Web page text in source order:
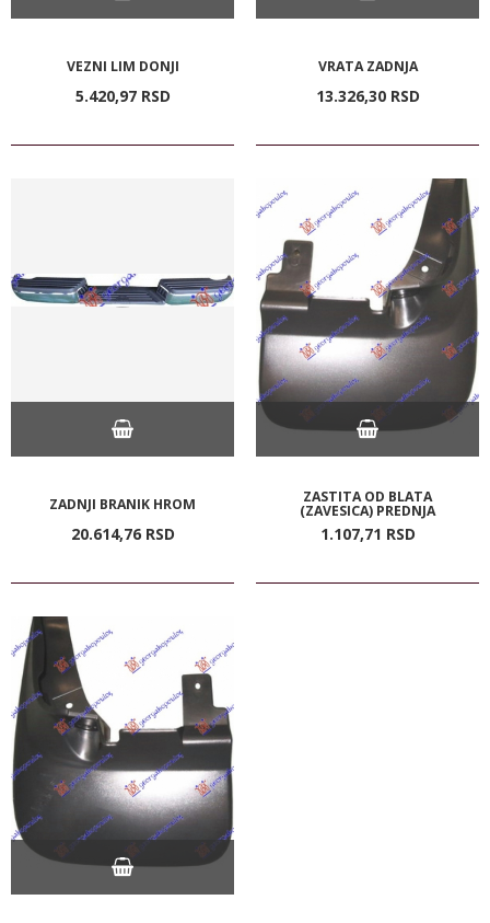
VEZNI LIM DONJI
5.420,97 RSD
VRATA ZADNJA
13.326,30 RSD
ZADNJI BRANIK HROM
20.614,76 RSD
ZASTITA OD BLATA
(ZAVESICA) PREDNJA
1.107,71 RSD